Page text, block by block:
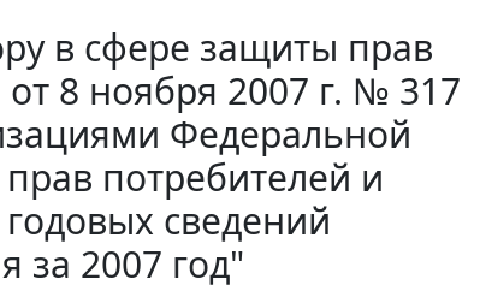
в сфере защиты прав
8 ноября 2007 г. № 317
Федеральной
потребителей и
сведений
за 2007 год"